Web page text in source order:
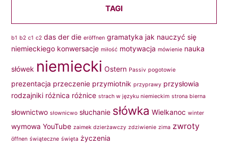
TAGI
b1 b2 c1 c2 das der die eröffnen gramatyka jak nauczyć się
niemieckiego konwersacje miłość motywacja mówienie nauka
słówek niemiecki Ostern Passiv pogotowie
prezentacja przeczenie przymiotnik przyprawy przysłowia
rodzajniki różnica różnice strach w języku niemieckim strona bierna
słownictwo słownicwo słuchanie słówka Wielkanoc winter
wymowa YouTube zaimek dzierżawczy zdziwienie zima zwroty
öffnen świąteczne święta życzenia